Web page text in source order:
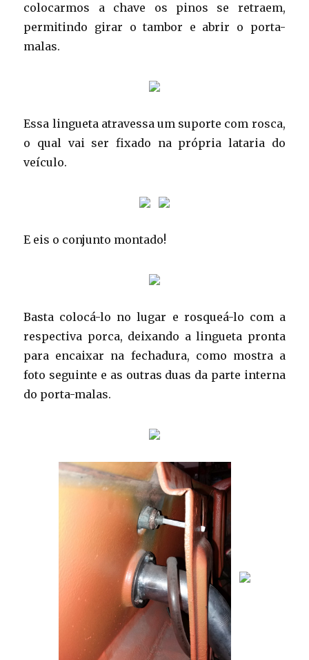
colocarmos a chave os pinos se retraem,
permitindo girar o tambor e abrir o porta-
malas.
Essa lingueta atravessa um suporte com rosca,
o qual vai ser fixado na própria lataria do
veículo.
E eis o conjunto montado!
Basta colocá-lo no lugar e rosqueá-lo com a
respectiva porca, deixando a lingueta pronta
para encaixar na fechadura, como mostra a
foto seguinte e as outras duas da parte interna
do porta-malas.